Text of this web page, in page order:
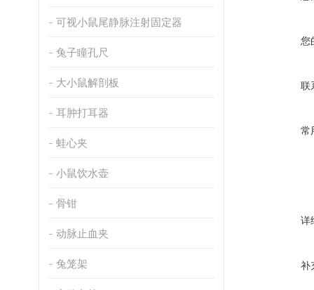
可视小鼠尾静脉注射固定器
兔子瞳孔尺
大小鼠解剖板
耳肿打耳器
蛙心夹
小鼠饮水壶
骨钳
动脉止血夹
兔笼架
您
联
常
详
补